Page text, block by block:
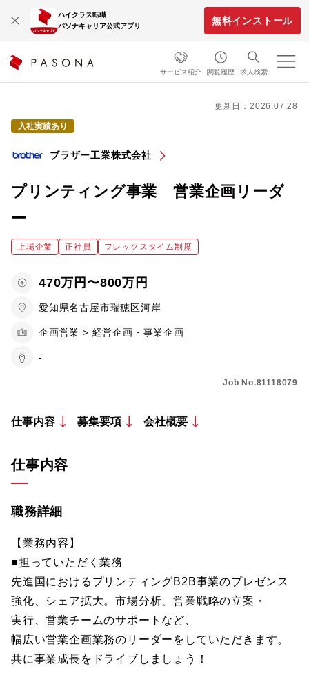
ハイクラス転職
パソナキャリア公式アプリ
無料インストール
サービス紹介 閲覧履歴 求人検索
更新日：2026.07.28
入社実績あり
ブラザー工業株式会社
プリンティング事業 営業企画リーダ
ー
上場企業 正社員 フレックスタイム制度
470万円〜800万円
愛知県名古屋市瑞穂区河岸
企画営業 > 経営企画・事業企画
-
Job No.81118079
仕事内容 募集要項 会社概要
仕事内容
職務詳細
【業務内容】
■担っていただく業務
先進国におけるプリンティングB2B事業のプレゼンス
強化、シェア拡大。市場分析、営業戦略の立案・
実行、営業チームのサポートなど、
幅広い営業企画業務のリーダーをしていただきます。
共に事業成長をドライブしましょう！